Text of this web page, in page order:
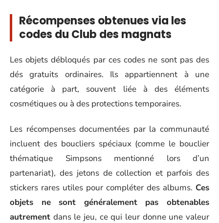
Récompenses obtenues via les
codes du Club des magnats
Les objets débloqués par ces codes ne sont pas des
dés gratuits ordinaires. Ils appartiennent à une
catégorie à part, souvent liée à des éléments
cosmétiques ou à des protections temporaires.
Les récompenses documentées par la communauté
incluent des boucliers spéciaux (comme le bouclier
thématique Simpsons mentionné lors d’un
partenariat), des jetons de collection et parfois des
stickers rares utiles pour compléter des albums. Ces
objets ne sont généralement pas obtenables
autrement dans le jeu, ce qui leur donne une valeur